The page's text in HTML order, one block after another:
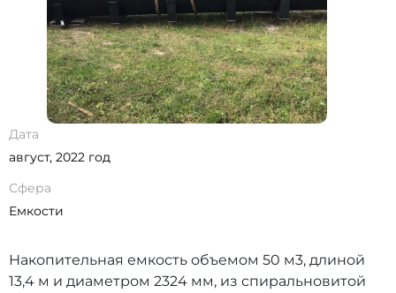
Дата
август, 2022 год
Сфера
Емкости
Накопительная емкость объемом 50 м3, длиной
13,4 м и диаметром 2324 мм, из спиральновитой